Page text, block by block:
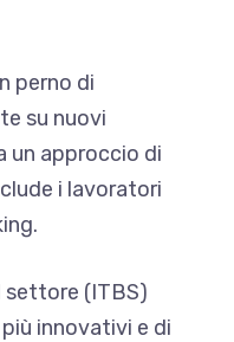
perno di
su nuovi
un approccio di
i lavoratori
settore (ITBS)
innovativi e di